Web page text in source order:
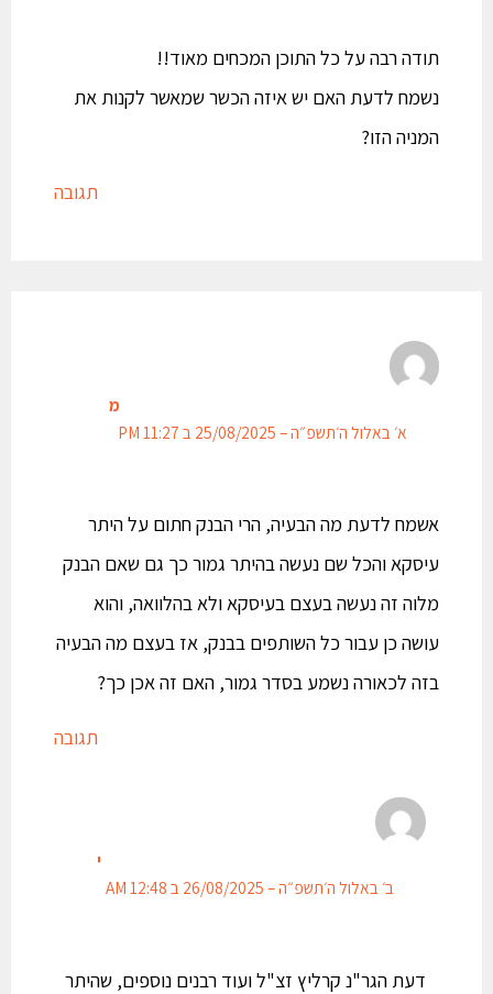
תודה רבה על כל התוכן המכחים מאוד!!
נשמח לדעת האם יש איזה הכשר שמאשר לקנות את
המניה הזו?
תגובה
א׳ באלול ה׳תשפ״ה – 25/08/2025 ב 11:27 PM
אשמח לדעת מה הבעיה, הרי הבנק חתום על היתר
עיסקא והכל שם נעשה בהיתר גמור כך גם שאם הבנק
מלוה זה נעשה בעצם בעיסקא ולא בהלוואה, והוא
עושה כן עבור כל השותפים בבנק, אז בעצם מה הבעיה
בזה לכאורה נשמע בסדר גמור, האם זה אכן כך?
תגובה
ב׳ באלול ה׳תשפ״ה – 26/08/2025 ב 12:48 AM
דעת הגר"נ קרליץ זצ"ל ועוד רבנים נוספים, שהיתר